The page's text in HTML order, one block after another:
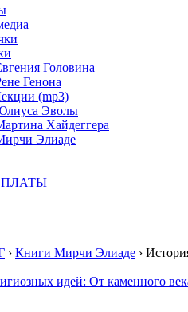
Головина
Генона
(mp3)
Эволы
Хайдеггера
Элиаде
› Книги Мирчи Элиаде ›
идей: От каменного